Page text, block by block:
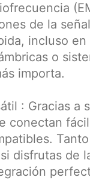
de la
incluso
o
importa.
: Gracias
conectan
disfrutas de